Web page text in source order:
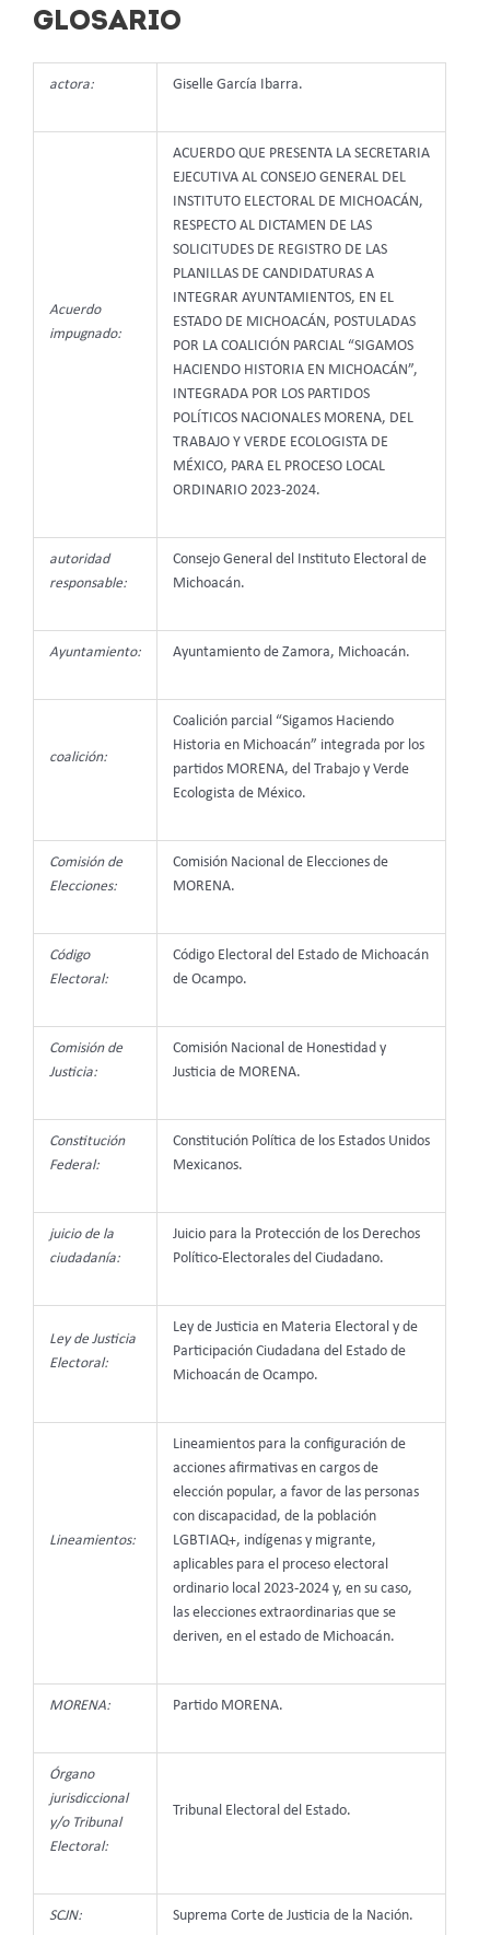
GLOSARIO
actora: Giselle García Ibarra.
Acuerdo
impugnado:
ACUERDO QUE PRESENTA LA SECRETARIA
EJECUTIVA AL CONSEJO GENERAL DEL
INSTITUTO ELECTORAL DE MICHOACÁN,
RESPECTO AL DICTAMEN DE LAS
SOLICITUDES DE REGISTRO DE LAS
PLANILLAS DE CANDIDATURAS A
INTEGRAR AYUNTAMIENTOS, EN EL
ESTADO DE MICHOACÁN, POSTULADAS
POR LA COALICIÓN PARCIAL “SIGAMOS
HACIENDO HISTORIA EN MICHOACÁN”,
INTEGRADA POR LOS PARTIDOS
POLÍTICOS NACIONALES MORENA, DEL
TRABAJO Y VERDE ECOLOGISTA DE
MÉXICO, PARA EL PROCESO LOCAL
ORDINARIO 2023-2024.
autoridad
responsable:
Consejo General del Instituto Electoral de
Michoacán.
Ayuntamiento: Ayuntamiento de Zamora, Michoacán.
coalición:
Coalición parcial “Sigamos Haciendo
Historia en Michoacán” integrada por los
partidos MORENA, del Trabajo y Verde
Ecologista de México.
Comisión de
Elecciones:
Comisión Nacional de Elecciones de
MORENA.
Código
Electoral:
Código Electoral del Estado de Michoacán
de Ocampo.
Comisión de
Justicia:
Comisión Nacional de Honestidad y
Justicia de MORENA.
Constitución
Federal:
Constitución Política de los Estados Unidos
Mexicanos.
juicio de la
ciudadanía:
Juicio para la Protección de los Derechos
Político-Electorales del Ciudadano.
Ley de Justicia
Electoral:
Ley de Justicia en Materia Electoral y de
Participación Ciudadana del Estado de
Michoacán de Ocampo.
Lineamientos:
Lineamientos para la configuración de
acciones afirmativas en cargos de
elección popular, a favor de las personas
con discapacidad, de la población
LGBTIAQ+, indígenas y migrante,
aplicables para el proceso electoral
ordinario local 2023-2024 y, en su caso,
las elecciones extraordinarias que se
deriven, en el estado de Michoacán.
MORENA: Partido MORENA.
Órgano
jurisdiccional
y/o Tribunal
Electoral:
Tribunal Electoral del Estado.
SCJN: Suprema Corte de Justicia de la Nación.